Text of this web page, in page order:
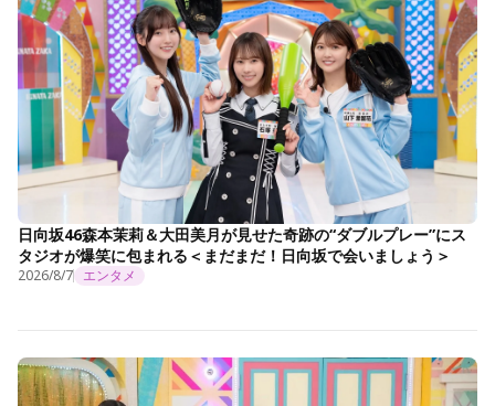
日向坂46森本茉莉＆大田美月が見せた奇跡の“ダブルプレー”にス
タジオが爆笑に包まれる＜まだまだ！日向坂で会いましょう＞
2026/8/7 エンタメ